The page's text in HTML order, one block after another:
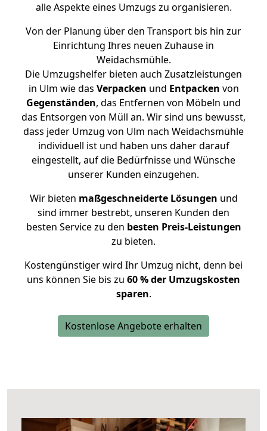
alle Aspekte eines Umzugs zu organisieren.
Von der Planung über den Transport bis hin zur
Einrichtung Ihres neuen Zuhause in
Weidachsmühle.
Die Umzugshelfer bieten auch Zusatzleistungen
in Ulm wie das Verpacken und Entpacken von
Gegenständen, das Entfernen von Möbeln und
das Entsorgen von Müll an. Wir sind uns bewusst,
dass jeder Umzug von Ulm nach Weidachsmühle
individuell ist und haben uns daher darauf
eingestellt, auf die Bedürfnisse und Wünsche
unserer Kunden einzugehen.
Wir bieten maßgeschneiderte Lösungen und
sind immer bestrebt, unseren Kunden den
besten Service zu den besten Preis-Leistungen
zu bieten.
Kostengünstiger wird Ihr Umzug nicht, denn bei
uns können Sie bis zu 60 % der Umzugskosten
sparen.
Kostenlose Angebote erhalten